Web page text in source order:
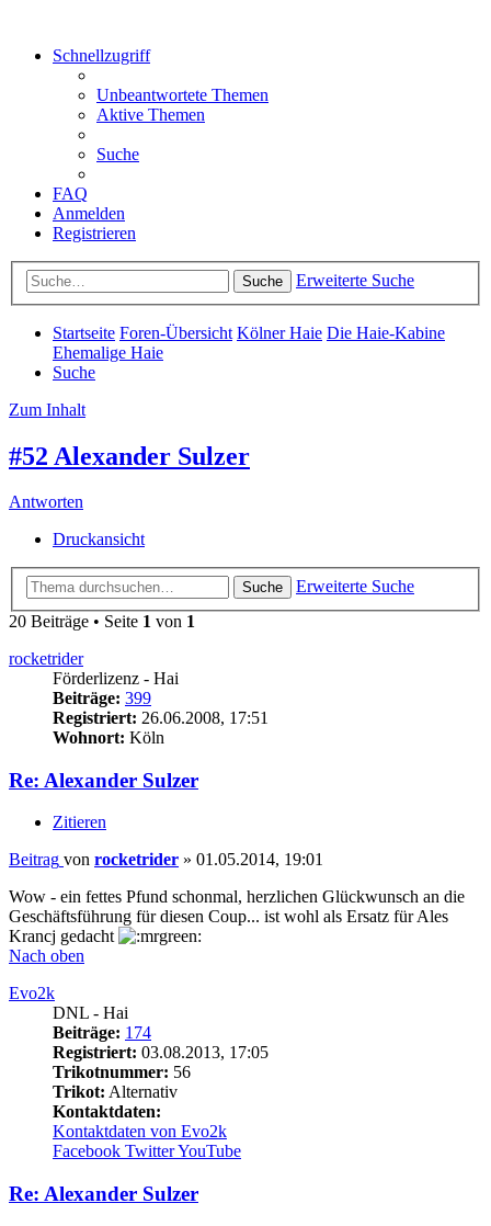
Schnellzugriff
Unbeantwortete Themen
Aktive Themen
Suche
FAQ
Anmelden
Registrieren
Suche Erweiterte Suche
Startseite Foren-Übersicht Kölner Haie Die Haie-Kabine
Ehemalige Haie
Suche
Zum Inhalt
#52 Alexander Sulzer
Antworten
Druckansicht
Suche
Erweiterte Suche
20 Beiträge • Seite 1 von 1
rocketrider
Förderlizenz - Hai
Beiträge: 399
Registriert: 26.06.2008, 17:51
Wohnort: Köln
Re: Alexander Sulzer
Zitieren
Beitrag von rocketrider » 01.05.2014, 19:01
Wow - ein fettes Pfund schonmal, herzlichen Glückwunsch an die
Geschäftsführung für diesen Coup... ist wohl als Ersatz für Ales
Krancj gedacht
Nach oben
Evo2k
DNL - Hai
Beiträge: 174
Registriert: 03.08.2013, 17:05
Trikotnummer: 56
Trikot: Alternativ
Kontaktdaten:
Kontaktdaten von Evo2k
Facebook TwitterYouTube
Re: Alexander Sulzer